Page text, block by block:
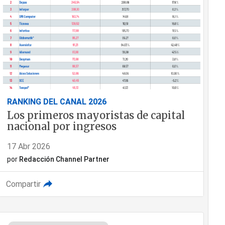
RANKING DEL CANAL 2026
Los primeros mayoristas de capital
nacional por ingresos
17 Abr 2026
por Redacción Channel Partner
Compartir